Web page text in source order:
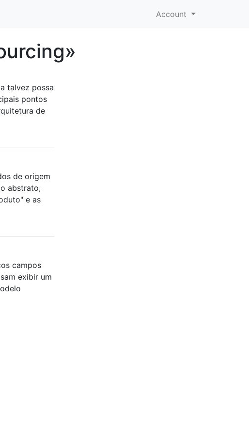
Account
talvez possa
pontos
de
de origem
abstrato,
e as
campos
exibir um